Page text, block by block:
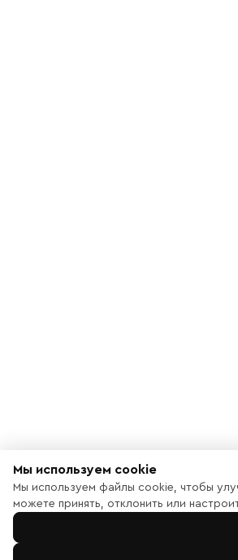
Мы используем cookie
Мы используем файлы cookie, чтобы
можете принять, отклонить или